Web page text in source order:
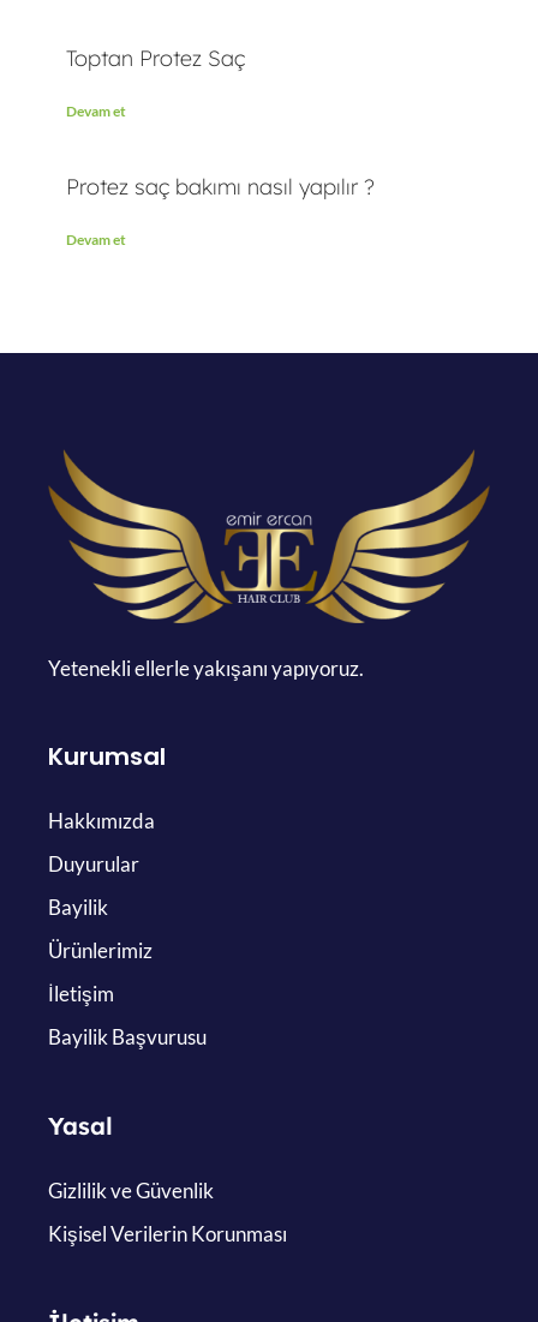
Toptan Protez Saç
Devam et
Protez saç bakımı nasıl yapılır ?
Devam et
Yetenekli ellerle yakışanı yapıyoruz.
Kurumsal
Hakkımızda
Duyurular
Bayilik
Ürünlerimiz
İletişim
Bayilik Başvurusu
Yasal
Gizlilik ve Güvenlik
Kişisel Verilerin Korunması